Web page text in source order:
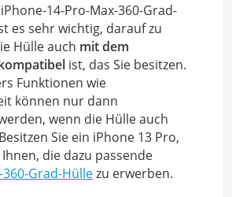
14-Pro-Max-360-Grad-
es sehr wichtig, darauf zu
Hülle auch mit dem
ist, das Sie besitzen.
Funktionen wie
können nur dann
wenn die Hülle auch
Sie ein iPhone 13 Pro,
die dazu passende
Grad-Hüllezu erwerben.